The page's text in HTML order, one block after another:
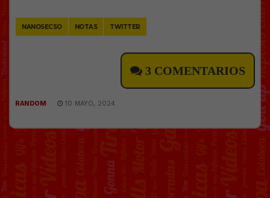
NANOSECSO NOTAS TWITTER
3 COMENTARIOS
RANDOM 10 MAYO, 2024